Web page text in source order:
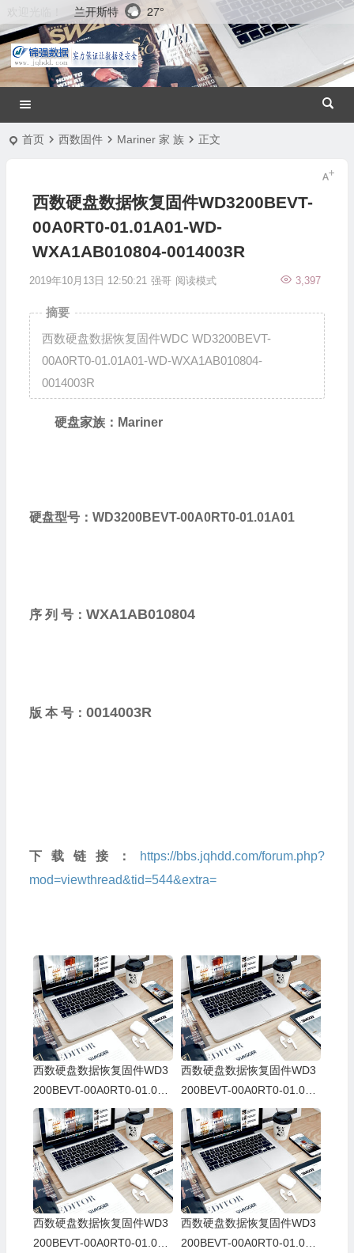
兰开斯特 27°
首页 西数固件 Mariner 家 族 正文
西数硬盘数据恢复固件WD3200BEVT-
00A0RT0-01.01A01-WD-
WXA1AB010804-0014003R
2019年10月13日 12:50:21 强哥 3,397
阅读模式
摘要
西数硬盘数据恢复固件WDC WD3200BEVT-
00A0RT0-01.01A01-WD-WXA1AB010804-
0014003R
硬盘家族：Mariner
硬盘型号：WD3200BEVT-00A0RT0-01.01A01
序 列 号： WXA1AB010804
版 本 号： 0014003R
下载链接：
https://bbs.jqhdd.com/forum.php?
mod=viewthread&tid=544&extra=
西数硬盘数据恢复固件WD3
200BEVT-00A0RT0-01.01A
01-WD-WX71A8008029-00
140025
西数硬盘数据恢复固件WD3
200BEVT-00A0RT0-01.01A
01-WD-WX81A10D9154-13
00cp
西数硬盘数据恢复固件WD3
200BEVT-00A0RT0-01.01A
西数硬盘数据恢复固件WD3
200BEVT-00A0RT0-01.01A